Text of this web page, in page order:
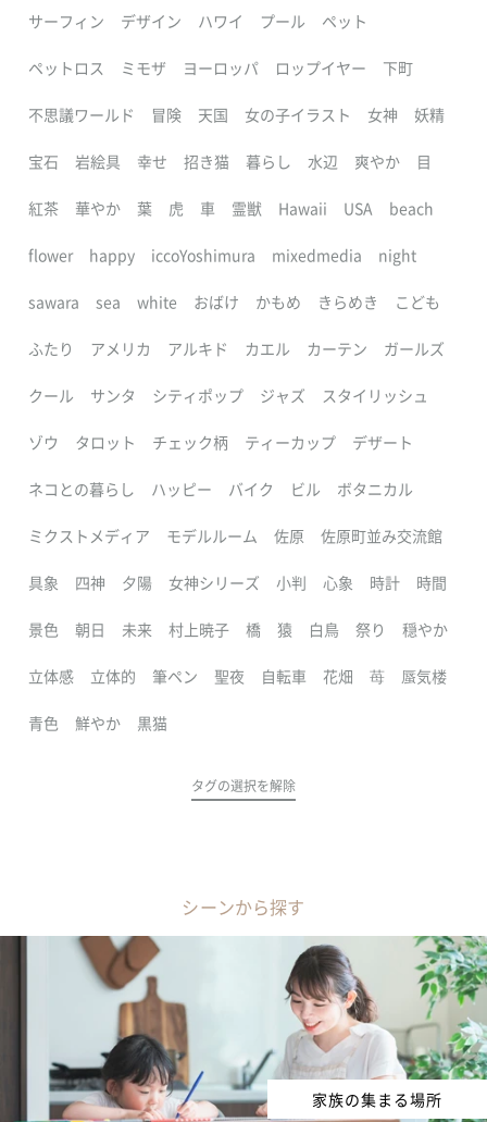
サーフィン デザイン ハワイ プール ペット
ペットロス ミモザ ヨーロッパ ロップイヤー 下町
不思議ワールド 冒険 天国 女の子イラスト 女神 妖精
宝石 岩絵具 幸せ 招き猫 暮らし 水辺 爽やか 目
紅茶 華やか 葉 虎 車 霊獣 Hawaii USA beach
flower happy iccoYoshimura mixedmedia night
sawara sea white おばけ かもめ きらめき こども
ふたり アメリカ アルキド カエル カーテン ガールズ
クール サンタ シティポップ ジャズ スタイリッシュ
ゾウ タロット チェック柄 ティーカップ デザート
ネコとの暮らし ハッピー バイク ビル ボタニカル
ミクストメディア モデルルーム 佐原 佐原町並み交流館
具象 四神 夕陽 女神シリーズ 小判 心象 時計 時間
景色 朝日 未来 村上暁子 橋 猿 白鳥 祭り 穏やか
立体感 立体的 筆ペン 聖夜 自転車 花畑 苺 蜃気楼
青色 鮮やか 黒猫
タグの選択を解除
シーンから探す
家族の集まる場所